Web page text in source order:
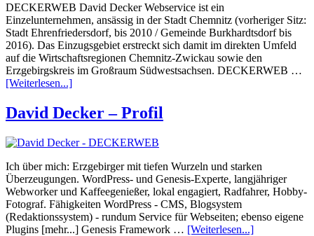
DECKERWEB David Decker Webservice ist ein
Einzelunternehmen, ansässig in der Stadt Chemnitz (vorheriger Sitz:
Stadt Ehrenfriedersdorf, bis 2010 / Gemeinde Burkhardtsdorf bis
2016). Das Einzugsgebiet erstreckt sich damit im direkten Umfeld
auf die Wirtschaftsregionen Chemnitz-Zwickau sowie den
Erzgebirgskreis im Großraum Südwestsachsen. DECKERWEB …
[Weiterlesen...]
David Decker – Profil
Ich über mich: Erzgebirger mit tiefen Wurzeln und starken
Überzeugungen. WordPress- und Genesis-Experte, langjähriger
Webworker und Kaffeegenießer, lokal engagiert, Radfahrer, Hobby-
Fotograf. Fähigkeiten WordPress - CMS, Blogsystem
(Redaktionssystem) - rundum Service für Webseiten; ebenso eigene
Plugins [mehr...] Genesis Framework … [Weiterlesen...]